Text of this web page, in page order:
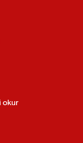
okur